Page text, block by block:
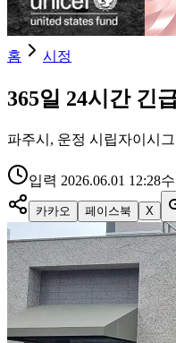
홈 시정
365일 24시간 긴
파주시, 운정 시립자이시
입력 2026.06.01 12:28
카카오 페이스북 X